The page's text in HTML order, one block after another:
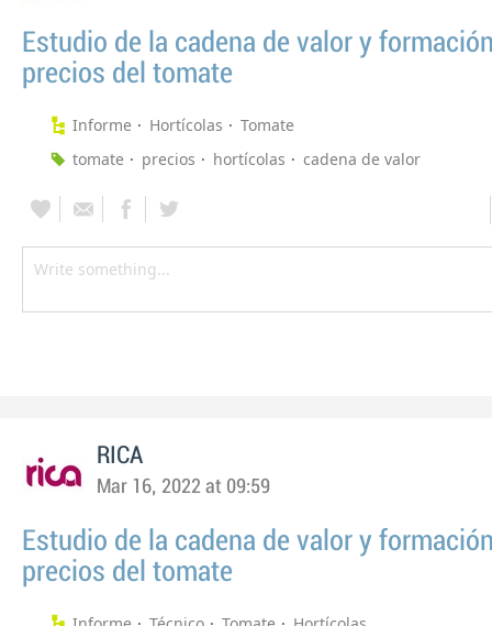
Estudio de la cadena de valor y
precios del tomate
Informe Hortícolas
Tomate
tomate
precios hortícolas cadena de valor
RICA
Mar 16, 2022 at 09:59
Estudio de la cadena de valor y
precios del tomate